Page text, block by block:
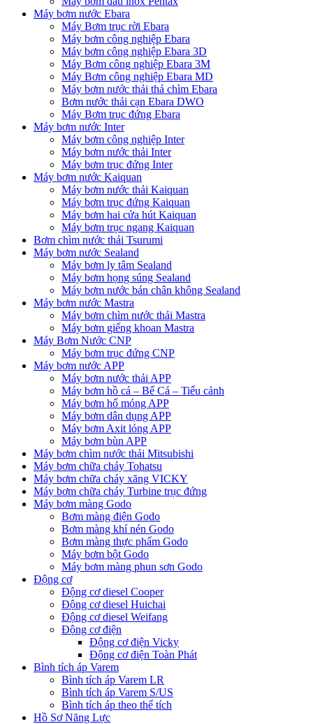
Máy bơm nước Ebara
Máy Bơm trục rời Ebara
Máy bơm công nghiệp Ebara
Máy bơm công nghiệp Ebara 3D
Máy Bơm công nghiệp Ebara 3M
Máy Bơm công nghiệp Ebara MD
Máy bơm nước thải thả chìm Ebara
Bơm nước thải cạn Ebara DWO
Máy Bơm trục đứng Ebara
Máy bơm nước Inter
Máy bơm công nghiệp Inter
Máy bơm nước thải Inter
Máy bơm trục đứng Inter
Máy bơm nước Kaiquan
Máy bơm nước thải Kaiquan
Máy bơm trục đứng Kaiquan
Máy bơm hai cửa hút Kaiquan
Máy bơm trục ngang Kaiquan
Bơm chìm nước thải Tsurumi
Máy bơm nước Sealand
Máy bơm ly tâm Sealand
Máy bơm họng súng Sealand
Máy bơm nước bán chân không Sealand
Máy bơm nước Mastra
Máy bơm chìm nước thải Mastra
Máy bơm giếng khoan Mastra
Máy Bơm Nước CNP
Máy bơm trục đứng CNP
Máy bơm nước APP
Máy bơm nước thải APP
Máy bơm hồ cá – Bể Cá – Tiểu cảnh
Máy bơm hố móng APP
Máy bơm dân dụng APP
Máy bơm Axit lỏng APP
Máy bơm bùn APP
Máy bơm chìm nước thải Mitsubishi
Máy bơm chữa cháy Tohatsu
Máy bơm chữa cháy xăng VICKY
Máy bơm chữa cháy Turbine trục đứng
Máy bơm màng Godo
Bơm màng điện Godo
Bơm màng khí nén Godo
Bơm màng thực phẩm Godo
Máy bơm bột Godo
Máy bơm màng phun sơn Godo
Động cơ
Động cơ diesel Cooper
Động cơ diesel Huichai
Động cơ diesel Weifang
Động cơ điện
Động cơ điện Vicky
Động cơ điện Toàn Phát
Bình tích áp Varem
Bình tích áp Varem LR
Bình tích áp Varem S/US
Bình tích áp theo thể tích
Hồ Sơ Năng Lực